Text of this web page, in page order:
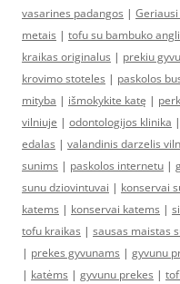
vasarines padangos |
metais | tofu su bambuko
kraikas originalus | prekiu
krovimo stoteles | paskolos
mityba | išmokykite katę |
vilniuje | odontologijos klinika |
edalas | valandinis darzelis
sunims | paskolos internetu |
sunu dziovintuvai | konservai
katems | konservai katems |
tofu kraikas | sausas maistas
| prekes gyvunams | gyvunu
| katėms | gyvunu prekes |